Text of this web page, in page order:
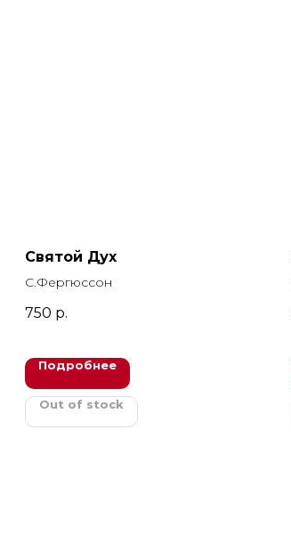
Святой Дух
С.Фергюссон
750 р.
Подробнее
Out of stock